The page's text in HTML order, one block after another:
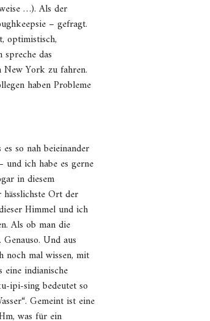
…). Als der
– gefragt.
optimistisch,
das
New York zu fahren.
haben Probleme
so nah beieinander
und ich habe es gerne
in diesem
Ort der
Himmel und ich
Als ob man die
Und aus
noch mal wissen, mit
indianische
ipi-sing bedeutet so
Gemeint ist eine
was für ein